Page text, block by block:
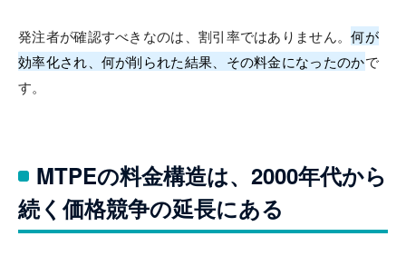
発注者が確認すべきなのは、割引率ではありません。何が
効率化され、何が削られた結果、その料金になったのかで
す。
MTPEの料金構造は、2000年代から
続く価格競争の延長にある